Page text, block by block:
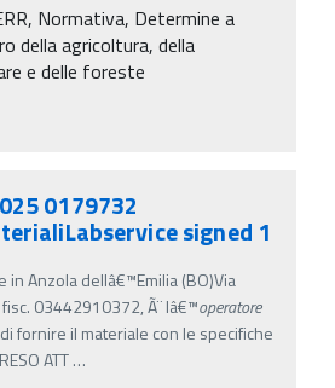
Normativa, Determine a
della agricoltura, della
e delle foreste
0179732
signed 1
in Anzola dellâ€™Emilia (BO)Via
fisc. 03442910372, Ã¨ lâ€™operatore
fornire il materiale con le specifiche
ATT…